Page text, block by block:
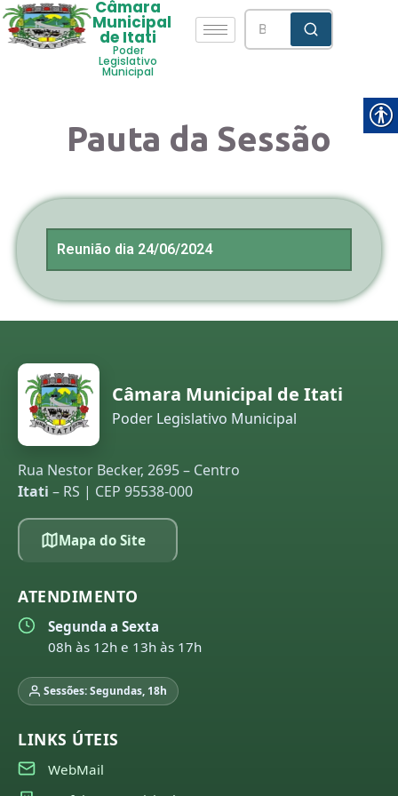
Câmara
Municipal
de Itati
Poder
Legislativo
Municipal
Pauta da Sessão
Reunião dia 24/06/2024
Câmara Municipal de Itati
Poder Legislativo Municipal
Rua Nestor Becker, 2695 – Centro
Itati – RS | CEP 95538-000
Mapa do Site
ATENDIMENTO
Segunda a Sexta
08h às 12h e 13h às 17h
Sessões: Segundas, 18h
LINKS ÚTEIS
WebMail